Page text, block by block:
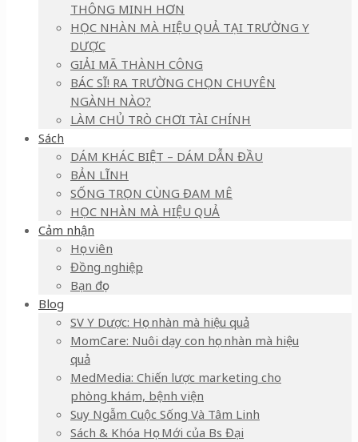
THÔNG MINH HƠN
HỌC NHÀN MÀ HIỆU QUẢ TẠI TRƯỜNG Y
DƯỢC
GIẢI MÃ THÀNH CÔNG
BÁC SĨ! RA TRƯỜNG CHỌN CHUYÊN
NGÀNH NÀO?
LÀM CHỦ TRÒ CHƠI TÀI CHÍNH
Sách
DÁM KHÁC BIỆT – DÁM DẪN ĐẦU
BẢN LĨNH
SỐNG TRỌN CÙNG ĐAM MÊ
HỌC NHÀN MÀ HIỆU QUẢ
Cảm nhận
Học viên
Đồng nghiệp
Bạn đọc
Blog
SV Y Dược: Học nhàn mà hiệu quả
MomCare: Nuôi dạy con học nhàn mà hiệu
quả
MedMedia: Chiến lược marketing cho
phòng khám, bệnh viện
Suy Ngẫm Cuộc Sống Và Tâm Linh
Sách & Khóa Học Mới của Bs Đại